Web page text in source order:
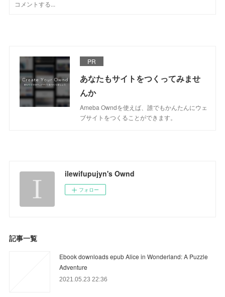
PR
あなたもサイトをつくってみませ
んか
Ameba Owndを使えば、誰でもかんたんにウェ
ブサイトをつくることができます。
ilewifupujyn's Ownd
フォロー
記事一覧
Ebook downloads epub Alice in Wonderland: A Puzzle
Adventure
2021.05.23 22:36